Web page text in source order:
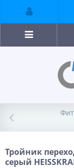
Тройник
серый